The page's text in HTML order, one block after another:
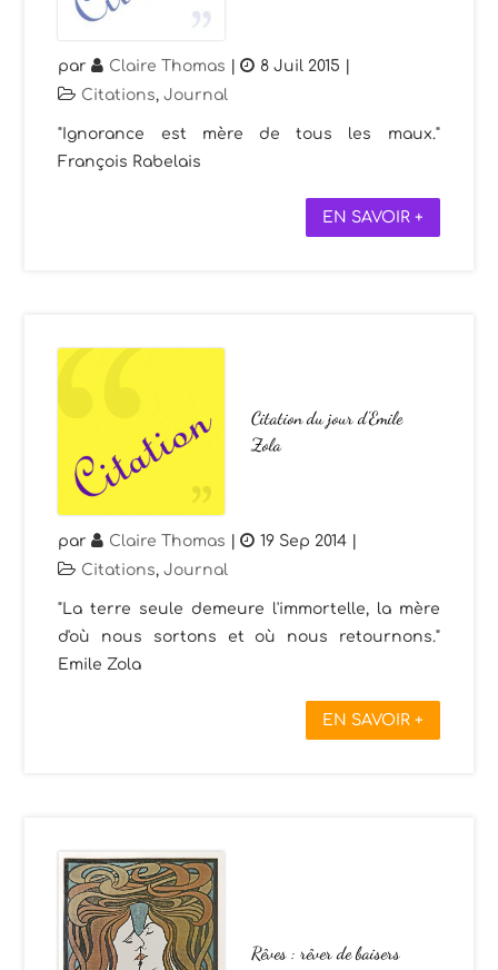
par Claire Thomas | 8 Juil 2015
Citations,Journal
"Ignorance est mère de tous les maux."
François Rabelais
EN SAVOIR +
Citation du jour d’Emile
Zola
par Claire Thomas | 19 Sep 2014
Citations,Journal
"La terre seule demeure l'immortelle, la mère
d'où nous sortons et où nous retournons."
Emile Zola
EN SAVOIR +
Rêves : rêver de baisers